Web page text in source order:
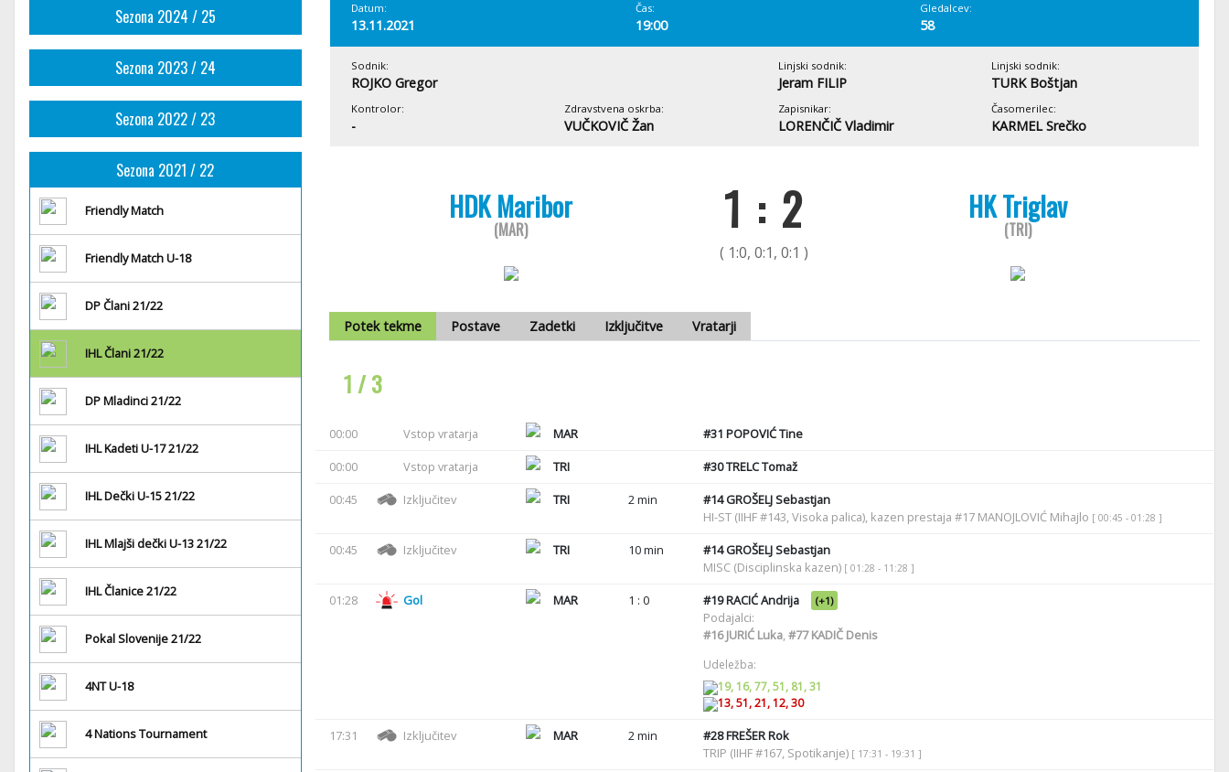
Sezona 2024 / 25
Sezona 2023 / 24
Sezona 2022 / 23
Sezona 2021 / 22
Friendly Match
Friendly Match U-18
DP Člani 21/22
IHL Člani 21/22
DP Mladinci 21/22
IHL Kadeti U-17 21/22
IHL Dečki U-15 21/22
IHL Mlajši dečki U-13 21/22
IHL Članice 21/22
Pokal Slovenije 21/22
4NT U-18
4 Nations Tournament
Datum:
13.11.2021
Čas:
19:00
Gledalcev:
58
Sodnik:
ROJKO Gregor
Linjski sodnik:
Jeram FILIP
Linjski sodnik:
TURK Boštjan
Kontrolor:
-
Zdravstvena oskrba:
VUČKOVIČ Žan
Zapisnikar:
LORENČIČ Vladimir
Časomerilec:
KARMEL Srečko
HDK Maribor
(MAR) 1 : 2
( 1:0, 0:1, 0:1 )
HK Triglav
(TRI)
Potek tekme Postave Zadetki Izključitve Vratarji
1 / 3
00:00 Vstop vratarja MAR #31 POPOVIĆ Tine
00:00
Vstop vratarja TRI #30TRELC Tomaž
00:45
Izključitev TRI 2 min #14GROŠELJ Sebastjan
HI-ST (IIHF #143, Visoka palica), kazen prestaja #17 MANOJLOVIĆ Mihajlo [ 00:45 - 01:28 ]
00:45 Izključitev TRI 10 min #14GROŠELJ Sebastjan
MISC (Disciplinska kazen) [ 01:28 - 11:28 ]
01:28 Gol MAR 1 : 0 #19RACIĆ Andrija (+1)
Podajalci:
#16JURIĆ Luka,#77KADIČ Denis
Udeležba:
19, 16, 77, 51, 81, 31
13, 51, 21, 12, 30
17:31 Izključitev MAR 2 min #28FREŠER Rok
TRIP (IIHF #167, Spotikanje) [ 17:31 - 19:31 ]